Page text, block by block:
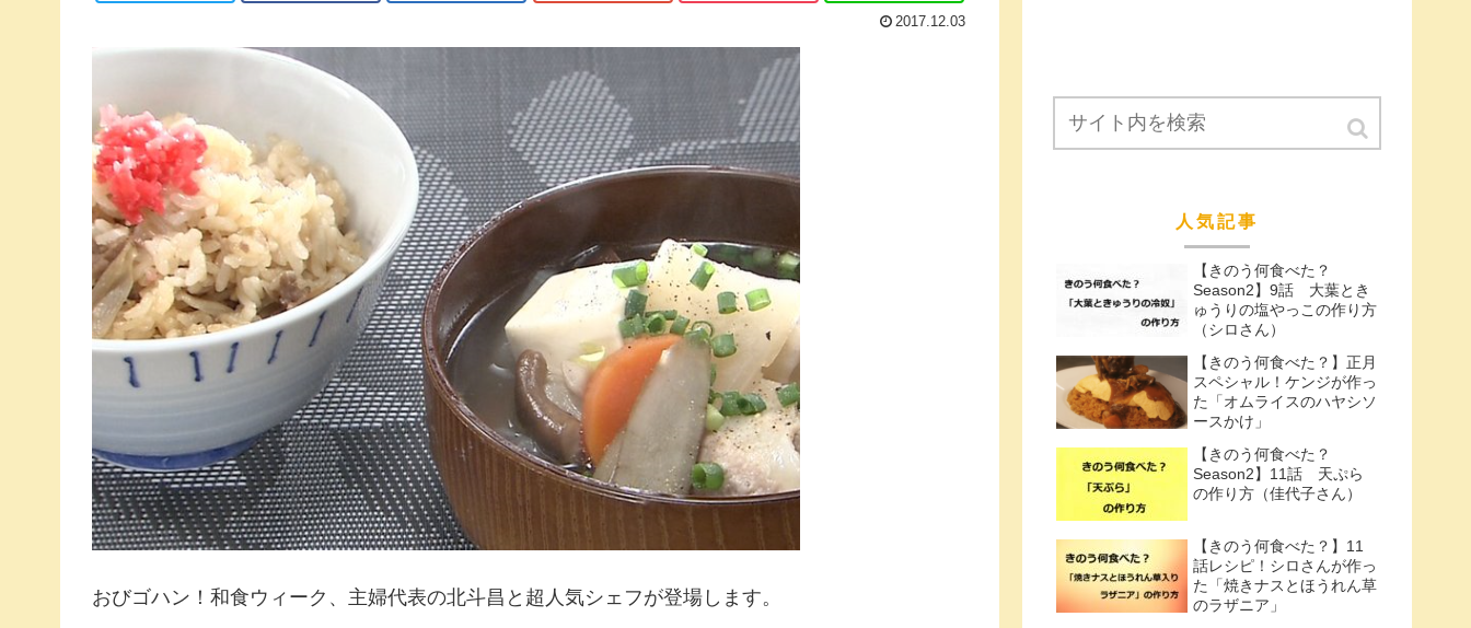
2017.12.03
おびゴハン！和食ウィーク、主婦代表の北斗昌と超人気シェフが登場します。
人気記事
【きのう何食べた？
Season2】9話 大葉とき
ゅうりの塩やっこの作り方
（シロさん）
【きのう何食べた？】正月
スペシャル！ケンジが作っ
た「オムライスのハヤシソ
ースかけ」
【きのう何食べた？
Season2】11話 天ぷら
の作り方（佳代子さん）
【きのう何食べた？】11
話レシピ！シロさんが作っ
た「焼きナスとほうれん草
のラザニア」